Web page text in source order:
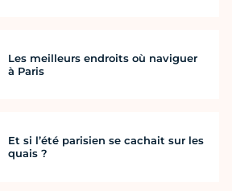
Les meilleurs endroits où naviguer
à Paris
Et si l’été parisien se cachait sur les
quais ?